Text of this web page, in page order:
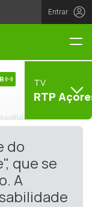
Entrar
TV
RTP
do
que se
A